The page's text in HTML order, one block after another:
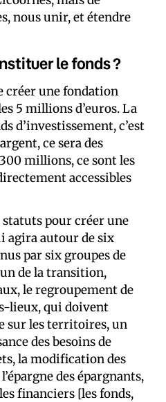
nous unir, et étendre
le fonds ?
créer une fondation
5 millions d’euros. La
d’investissement, c’est
ce sera des
millions, ce sont les
accessibles
statuts pour créer une
agira autour de six
par six groupes de
de la transition,
le regroupement de
lieux, qui doivent
sur les territoires, un
des besoins de
la modification des
des épargnants,
financiers [les fonds,